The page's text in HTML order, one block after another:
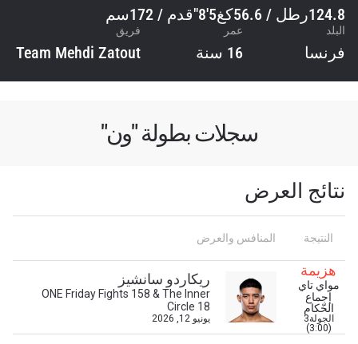
124.8رطل / 56.6كغ 5'8"قدم / 172سم
البلد
فرنسا
عمر
16 سنة
فريق
Team Mehdi Zatout
سجلات بطولة "ون"
نتائج العرض
النتيجة المنافس والعرض
هزيمة
مواي تاي
إجماع
الحّكام
الجولة3
(3:00)
ريكاردو سانشيز
ONE Friday Fights 158 & The Inner
Circle 18
يونيو 12, 2026
المنافس
ابق على اطّلاع
خذ بطولة "ون" معك أينما ذهبت! اشترك الآن للوصول
إلى آخر الأخبار، وفتح العروض الخاصة والحصول على
أفضل المقاعد لعروضنا الحية.
البريد الإلكتروني